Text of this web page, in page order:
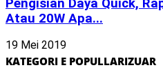
Pengisian Daya Quick,
Atau 20W Apa...
19 Mei 2019
KATEGORI E POPULLARIZUAR